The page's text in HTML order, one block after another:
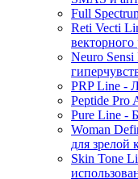
Full
Reti Vecti
Neuro
PRP Line -
Peptide Pro
Pure Line -
Woman
для зрелой
Skin Tone